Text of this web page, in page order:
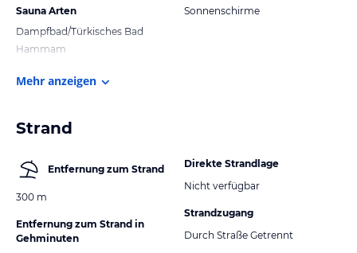
Sauna Arten
Dampfbad/Türkisches Bad
Hammam
Sonnenschirme
Mehr anzeigen
Strand
Entfernung zum Strand
300 m
Entfernung zum Strand in
Gehminuten
Direkte Strandlage
Nicht verfügbar
Strandzugang
Durch Straße Getrennt